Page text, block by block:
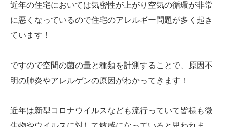
近年の住宅においては気密性が上がり空気の循環が非常
に悪くなっているので住宅のアレルギー問題が多く起き
ています！
ですので空間の菌の量と種類を計測することで、原因不
明の肺炎やアレルゲンの原因がわかってきます！
近年は新型コロナウイルスなども流行っていて皆様も微